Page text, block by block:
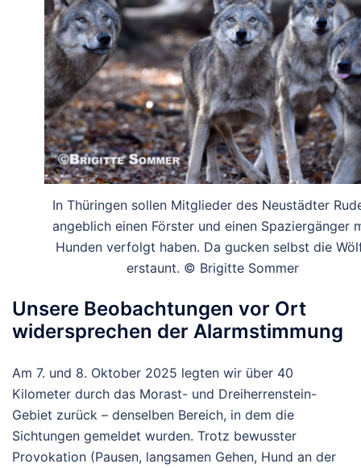
In Thüringen sollen Mitglieder des Neustädter
angeblich einen Förster und einen Spaziergänger
Hunden verfolgt haben. Da gucken selbst die
erstaunt. © Brigitte Sommer
Unsere Beobachtungen vor Ort
widersprechen der Alarmstimmung
Am 7. und 8. Oktober 2025 legten wir über 40
Kilometer durch das Morast- und Dreiherrenstein-
Gebiet zurück – denselben Bereich, in dem die
Sichtungen gemeldet wurden. Trotz bewusster
Provokation (Pausen, langsamen Gehen, Hund an der